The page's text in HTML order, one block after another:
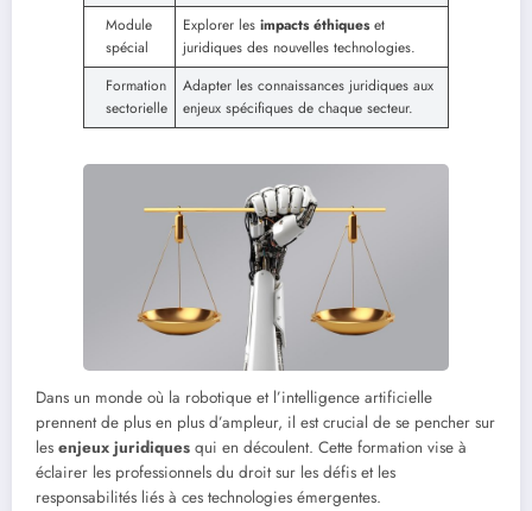
Module
spécial
Explorer les impacts éthiqueset
juridiques des nouvelles technologies.
Formation
sectorielle
Adapter les connaissances juridiques aux
enjeux spécifiques de chaque secteur.
Dans un monde où la robotique et l’intelligence artificielle
prennent de plus en plus d’ampleur, il est crucial de se pencher sur
les enjeux juridiques qui en découlent. Cette formation vise à
éclairer les professionnels du droit sur les défis et les
responsabilités liés à ces technologies émergentes.